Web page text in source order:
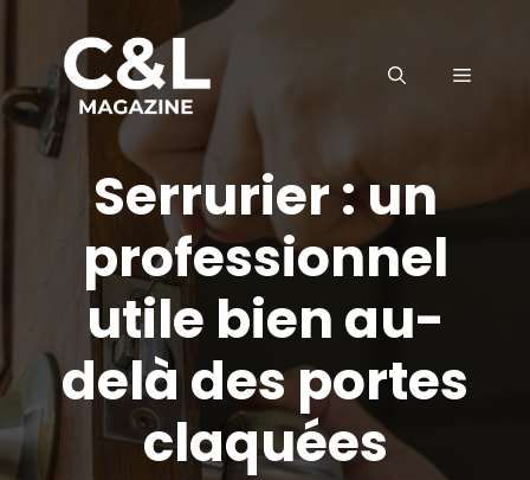
contenu
MENU
Serrurier : un
professionnel
utile bien au-
delà des portes
claquées